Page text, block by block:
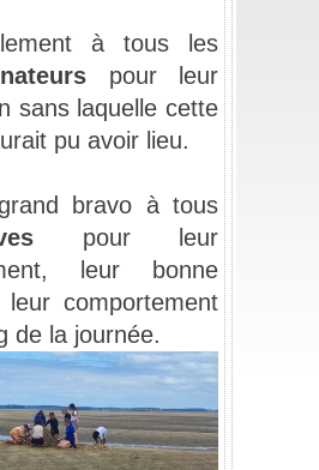
Merci également à tous les
pour leur
sans laquelle cette
pu avoir lieu.
bravo à tous
pour leur
leur bonne
comportement
de la journée.